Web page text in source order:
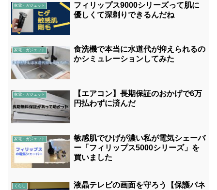
家電・ガジェット
フィリップス9000シリーズって肌に
優しくて深剃りできるんだね
家電・ガジェット
食洗機で本当に水道代が抑えられるの
かシミュレーションしてみた
家電・ガジェット
【エアコン】長期保証のおかげで6万
円払わずに済んだ
家電・ガジェット
敏感肌でひげが濃い私が電気シェーバ
ー「フィリップス5000シリーズ」を
買いました
くらし
液晶テレビの画面を守ろう【保護パネ